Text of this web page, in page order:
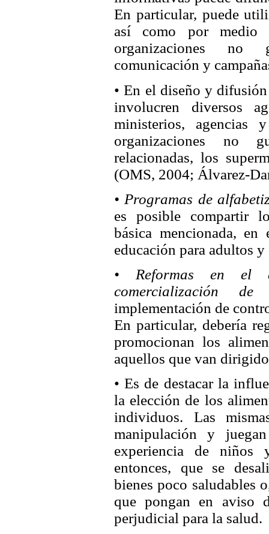
En particular, puede
así como por medio
organizaciones no
comunicación y
• En el diseño y difusión
involucren diversos
ministerios, agencias
organizaciones no
relacionadas, los
(OMS, 2004; Álvarez-
• Programas de
es posible compartir
básica mencionada,
educación para adultos
• Reformas en el
comercialización de
implementación de
En particular, debería
promocionan los
aquellos que van
• Es de destacar la
la elección de los
individuos. Las
manipulación y
experiencia de niños
entonces, que se
bienes poco saludables
que pongan en aviso
perjudicial para la salud.